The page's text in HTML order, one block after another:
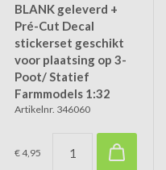
BLANK geleverd +
Pré-Cut Decal
stickerset geschikt
voor plaatsing op 3-
Poot/ Statief
Farmmodels 1:32
Artikelnr. 346060
€ 4,95